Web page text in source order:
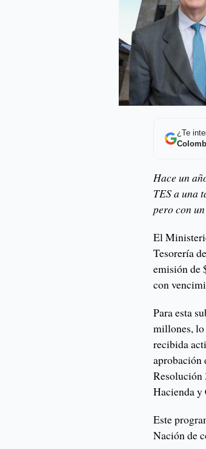
¿Te
Hace un
TES a una
pero con
El
Tesorería
emisión de
con
Para esta
millones, lo
recibida
aprobación
Resolución
Hacienda
Este
Nación de